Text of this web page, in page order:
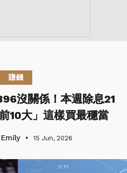
賺錢
沒關係！本週除息21
10大」這樣買最穩當
Emily 15 Jun, 2026